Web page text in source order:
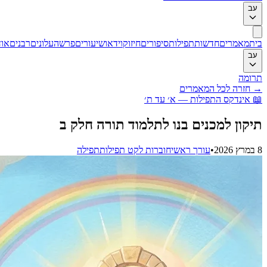
עב
ביתמאמריםחדשותתפילותסיפוריםחיזוקוידאושיעוריםפרשהעלוניםרבנים
עב
תרומה
→ חזרה לכל המאמרים
📖 אינדקס התפילות — א׳ עד ת׳
תיקון למכנים בנו לתלמוד תורה חלק ב
8 במרץ 2026 •עורך ראשיחוברות לקט תפילותתפילה